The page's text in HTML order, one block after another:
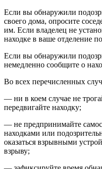
Если вы обнаружили
своего дома, опросите
им. Если владелец не
находке в ваше отделение
Если вы обнаружили
немедленно сообщите о
Во всех перечисленных
— ни в коем случае не
передвигайте находку;
— не предпринимайте
находками или
оказаться взрывными
взрыву;